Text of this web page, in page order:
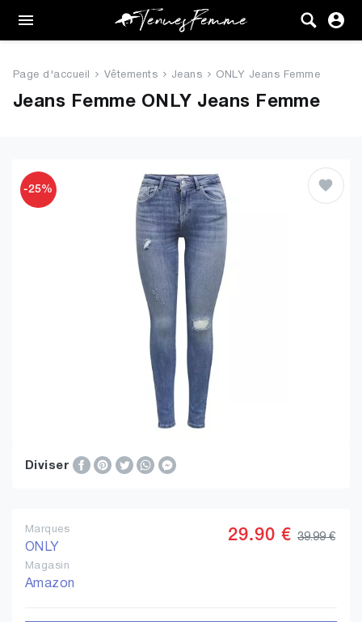
Femme
Vêtements
Sacs
Accessoires
Page d'accueil Vêtements Jeans ONLY Jeans Femme
Jeans Femme ONLY Jeans Femme
-25%
Diviser
Marques
ONLY
Magasin
Amazon
29.90 € 39.99 €